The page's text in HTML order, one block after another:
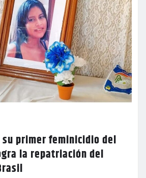
primer feminicidio del
la repatriación del